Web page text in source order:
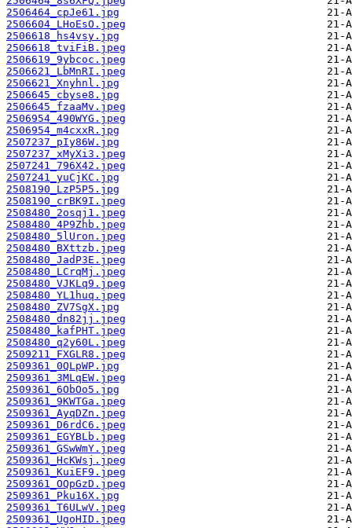
2506464_cpJe61.jpg
2506604_LHoEsO.jpeg
2506618_hs4vsy.jpg
2506618_tviFiB.jpeg
2506619_9ybcoc.jpeg
2506621_LbMnRI.jpeg
2506621_Xnyhnl.jpg
2506645_cbyse8.jpg
2506645_fzaaMv.jpeg
2506954_490WYG.jpeg
2506954_m4cxxR.jpg
2507237_pIy86W.jpg
2507237_xMyXi3.jpeg
2507241_796X42.jpeg
2507241_yuCjKC.jpg
2508190_LzP5P5.jpg
2508190_crBK9I.jpeg
2508480_2osqj1.jpeg
2508480_4P9Zhb.jpeg
2508480_5lUron.jpeg
2508480_BXttzb.jpeg
2508480_JadP3E.jpeg
2508480_LCrqMj.jpeg
2508480_VJKLq9.jpeg
2508480_YL1huq.jpeg
2508480_ZV7SgX.jpg
2508480_dn82jj.jpeg
2508480_kafPHT.jpeg
2508480_q2y60L.jpeg
2509211_FXGLR8.jpeg
2509361_0QLpWP.jpg
2509361_3MLqEW.jpeg
2509361_6ObOo5.jpg
2509361_9KWTGa.jpeg
2509361_AyqDZn.jpeg
2509361_D6rdC6.jpeg
2509361_EGYBLb.jpeg
2509361_GSwWmY.jpeg
2509361_HcKWsj.jpeg
2509361_KuiEF9.jpeg
2509361_OQpGzD.jpeg
2509361_Pku16X.jpg
2509361_T6ULwV.jpeg
2509361_UgoHID.jpeg